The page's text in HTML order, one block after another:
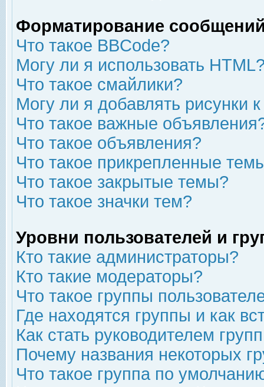
Форматирование
Что такое BBCode?
Могу ли я использовать
Что такое смайлики?
Могу ли я добавлять рисунки
Что такое важные
Что такое объявления?
Что такое прикрепленные
Что такое закрытые темы?
Что такое значки тем?
Уровни пользователей и
Кто такие администраторы?
Кто такие модераторы?
Что такое группы
Где находятся группы и как
Как стать руководителем
Почему названия некоторых
Что такое группа по